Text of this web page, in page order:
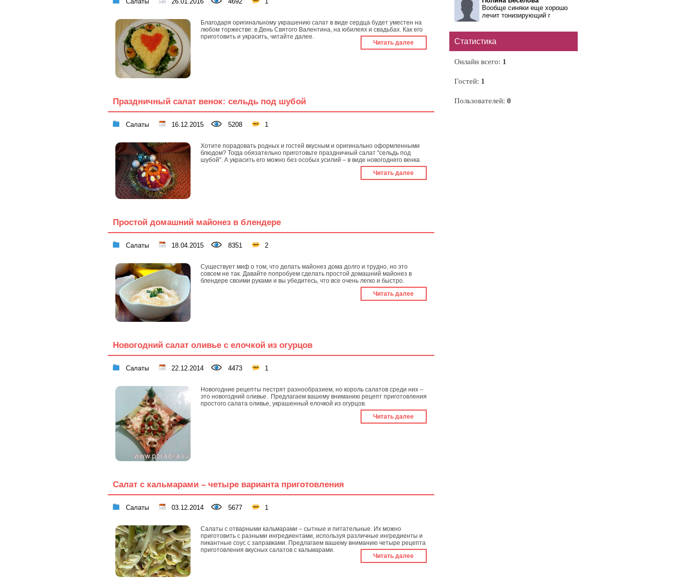
Благодаря оригинальному украшению салат в виде сердца будет уместен на
любом торжестве: в День Святого Валентина, на юбилеях и свадьбах. Как его
приготовить и украсить, читайте далее.
Читать далее
Праздничный салат венок: сельдь под шубой
Салаты 16.12.2015 5208 1
Хотите порадовать родных и гостей вкусным и оригинально оформленными
блюдом? Тогда обязательно приготовьте праздничный салат "сельдь под
шубой". А украсить его можно без особых усилий – в виде новогоднего венка.
Читать далее
Простой домашний майонез в блендере
Салаты 18.04.2015 8351 2
Существует миф о том, что делать майонез дома долго и трудно, но это
совсем не так. Давайте попробуем сделать простой домашний майонез в
блендере своими руками и вы убедитесь, что все очень легко и быстро.
Читать далее
Новогодний салат оливье с елочкой из огурцов
Салаты 22.12.2014 4473 1
Новогодние рецепты пестрят разнообразием, но король салатов среди них –
это новогодний оливье. Предлагаем вашему вниманию рецепт приготовления
простого салата оливье, украшенный елочкой из огурцов.
Читать далее
Салат с кальмарами – четыре варианта приготовления
Салаты 03.12.2014 5677 1
Салаты с отварными кальмарами – сытные и питательные. Их можно
приготовить с разными ингредиентами, используя различные ингредиенты и
пикантные соус с заправками. Предлагаем вашему вниманию четыре рецепта
приготовления вкусных салатов с кальмарами.
Читать далее
Вообще синяки еще хорошо
лечит тонизирующий г
Статистика
Онлайн всего: 1
Гостей: 1
Пользователей: 0